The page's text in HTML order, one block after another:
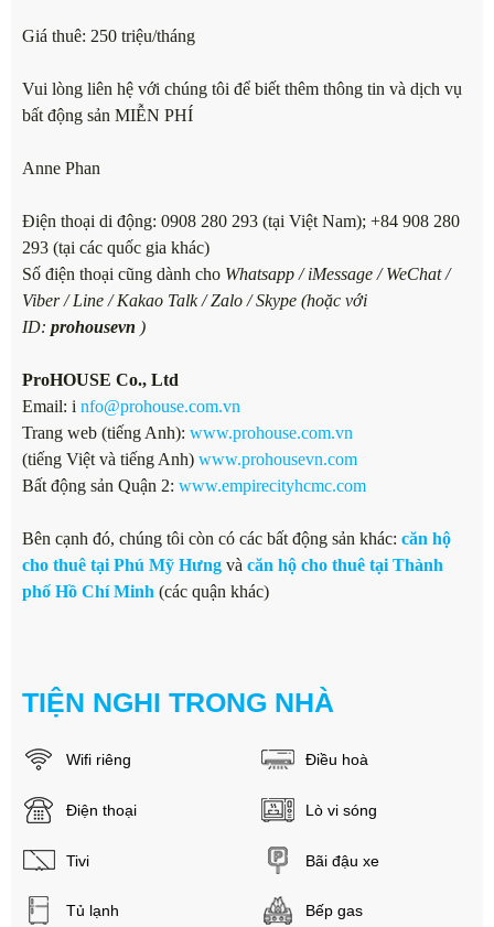
Giá thuê: 250 triệu/tháng
Vui lòng liên hệ với chúng tôi để biết thêm thông tin và dịch vụ
bất động sản MIỄN PHÍ
Anne Phan
Điện thoại di động: 0908 280 293 (tại Việt Nam); +84 908 280
293 (tại các quốc gia khác)
Số điện thoại cũng dành cho Whatsapp / iMessage / WeChat /
Viber / Line / Kakao Talk / Zalo / Skype (hoặc với
ID: prohousevn )
ProHOUSE Co., Ltd
Email: i nfo@prohouse.com.vn
Trang web (tiếng Anh): www.prohouse.com.vn
(tiếng Việt và tiếng Anh) www.prohousevn.com
Bất động sản Quận 2: www.empirecityhcmc.com
Bên cạnh đó, chúng tôi còn có các bất động sản khác: căn hộ
cho thuê tại Phú Mỹ Hưng và căn hộ cho thuê tại Thành
phố Hồ Chí Minh (các quận khác)
TIỆN NGHI TRONG NHÀ
Wifi riêng Điều hoà
Điện thoại Lò vi sóng
Tivi Bãi đậu xe
Tủ lạnh Bếp gas